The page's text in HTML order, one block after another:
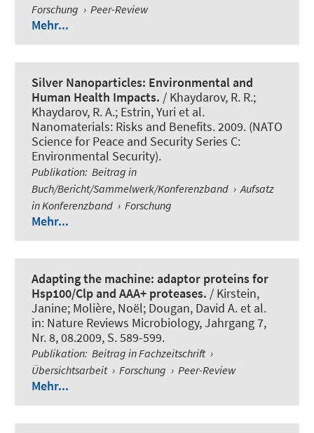
Forschung › Peer-Review
Mehr...
Silver Nanoparticles: Environmental and
Human Health Impacts. / Khaydarov, R. R.;
Khaydarov, R. A.; Estrin, Yuri et al.
Nanomaterials: Risks and Benefits. 2009. (NATO
Science for Peace and Security Series C:
Environmental Security).
Publikation: Beitrag in
Buch/Bericht/Sammelwerk/Konferenzband › Aufsatz
in Konferenzband › Forschung
Mehr...
Adapting the machine: adaptor proteins for
Hsp100/Clp and AAA+ proteases. / Kirstein,
Janine; Molière, Noël; Dougan, David A. et al.
in: Nature Reviews Microbiology, Jahrgang 7,
Nr. 8, 08.2009, S. 589-599.
Publikation: Beitrag in Fachzeitschrift ›
Übersichtsarbeit › Forschung › Peer-Review
Mehr...